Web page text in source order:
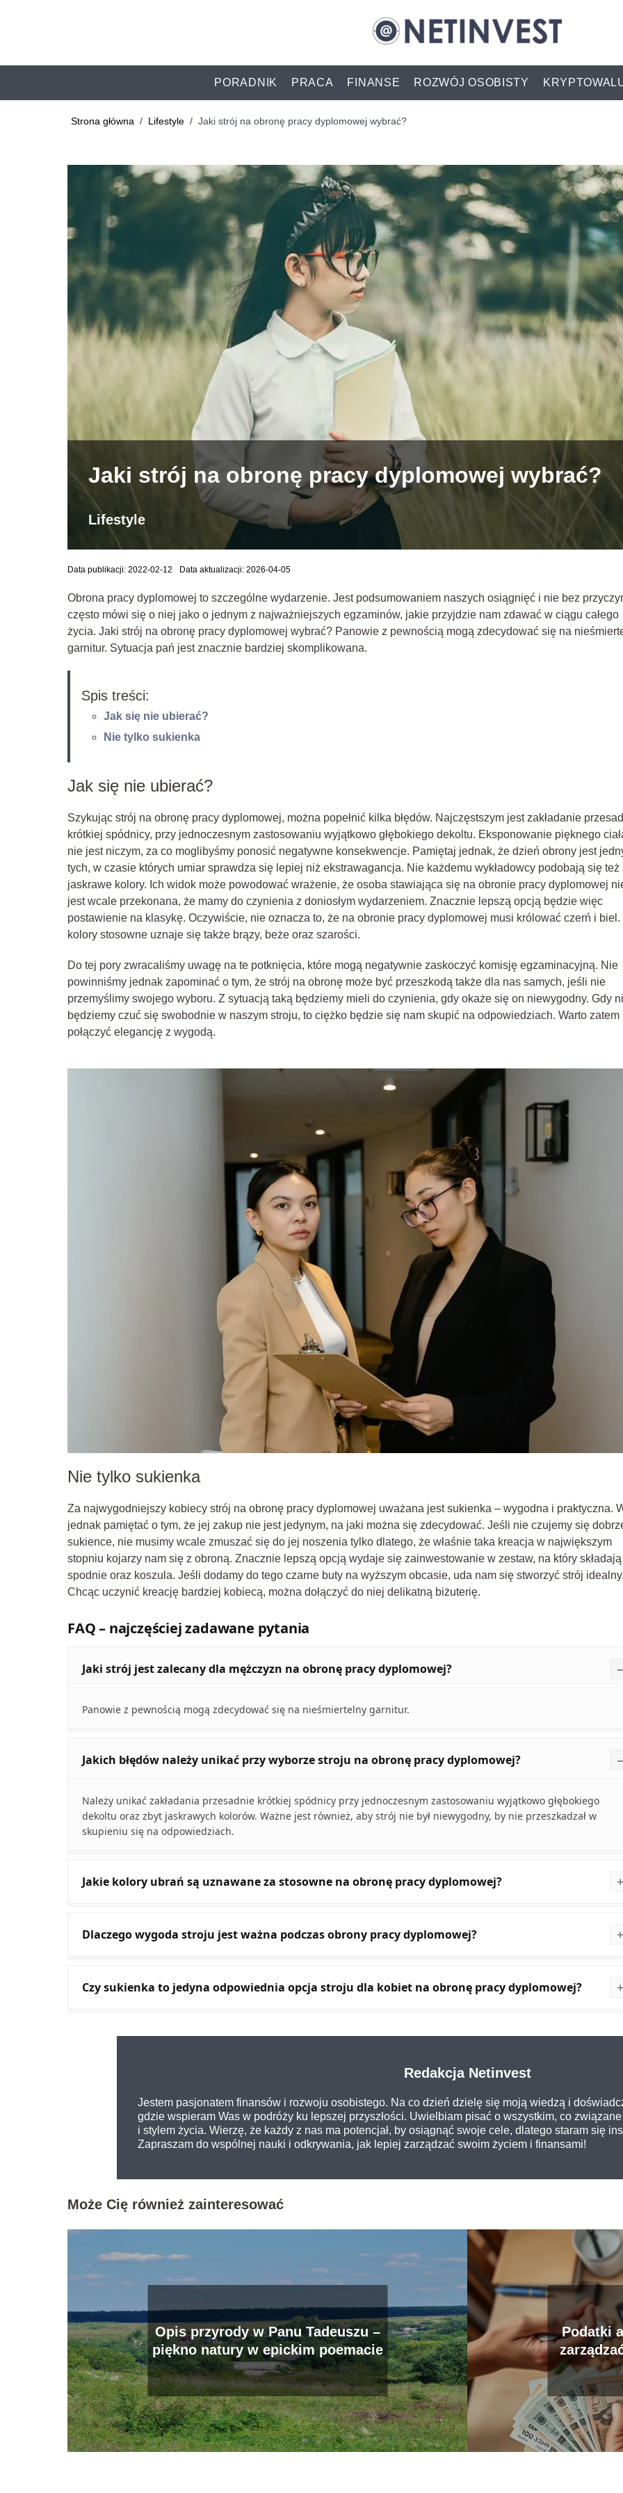
PORADNIK PRACA FINANSE ROZWÓJ OSOBISTY
Strona główna / Lifestyle / Jaki strój na obronę pracy dyplomowej wybrać?
Jaki strój na obronę pracy dyplomowej wybrać?
Lifestyle
Data publikacji: 2022-02-12 Data aktualizacji: 2026-04-05
Obrona pracy dyplomowej to szczególne wydarzenie. Jest podsumowaniem naszych osiągnięć i nie bez
często mówi się o niej jako o jednym z najważniejszych egzaminów, jakie przyjdzie nam zdawać w ciągu całego
życia. Jaki strój na obronę pracy dyplomowej wybrać? Panowie z pewnością mogą zdecydować się na
garnitur. Sytuacja pań jest znacznie bardziej skomplikowana.
Spis treści:
Jak się nie ubierać?
Nie tylko sukienka
Jak się nie ubierać?
Szykując strój na obronę pracy dyplomowej, można popełnić kilka błędów. Najczęstszym jest zakładanie
krótkiej spódnicy, przy jednoczesnym zastosowaniu wyjątkowo głębokiego dekoltu. Eksponowanie pięknego
nie jest niczym, za co moglibyśmy ponosić negatywne konsekwencje. Pamiętaj jednak, że dzień obrony jest
tych, w czasie których umiar sprawdza się lepiej niż ekstrawagancja. Nie każdemu wykładowcy podobają się też
jaskrawe kolory. Ich widok może powodować wrażenie, że osoba stawiająca się na obronie pracy dyplomowej
jest wcale przekonana, że mamy do czynienia z doniosłym wydarzeniem. Znacznie lepszą opcją będzie więc
postawienie na klasykę. Oczywiście, nie oznacza to, że na obronie pracy dyplomowej musi królować czerń i biel.
kolory stosowne uznaje się także brązy, beże oraz szarości.
Do tej pory zwracaliśmy uwagę na te potknięcia, które mogą negatywnie zaskoczyć komisję egzaminacyjną. Nie
powinniśmy jednak zapominać o tym, że strój na obronę może być przeszkodą także dla nas samych, jeśli nie
przemyślimy swojego wyboru. Z sytuacją taką będziemy mieli do czynienia, gdy okaże się on niewygodny. Gdy
będziemy czuć się swobodnie w naszym stroju, to ciężko będzie się nam skupić na odpowiedziach. Warto zatem
połączyć elegancję z wygodą.
Nie tylko sukienka
Za najwygodniejszy kobiecy strój na obronę pracy dyplomowej uważana jest sukienka – wygodna i praktyczna.
jednak pamiętać o tym, że jej zakup nie jest jedynym, na jaki można się zdecydować. Jeśli nie czujemy się
sukience, nie musimy wcale zmuszać się do jej noszenia tylko dlatego, że właśnie taka kreacja w największym
stopniu kojarzy nam się z obroną. Znacznie lepszą opcją wydaje się zainwestowanie w zestaw, na który
spodnie oraz koszula. Jeśli dodamy do tego czarne buty na wyższym obcasie, uda nam się stworzyć strój
Chcąc uczynić kreację bardziej kobiecą, można dołączyć do niej delikatną biżuterię.
FAQ – najczęściej zadawane pytania
Jaki strój jest zalecany dla mężczyzn na obronę pracy dyplomowej?
Panowie z pewnością mogą zdecydować się na nieśmiertelny garnitur.
Jakich błędów należy unikać przy wyborze stroju na obronę pracy dyplomowej?
Należy unikać zakładania przesadnie krótkiej spódnicy przy jednoczesnym zastosowaniu wyjątkowo głębokiego
dekoltu oraz zbyt jaskrawych kolorów. Ważne jest również, aby strój nie był niewygodny, by nie przeszkadzał w
skupieniu się na odpowiedziach.
Jakie kolory ubrań są uznawane za stosowne na obronę pracy dyplomowej?
Dlaczego wygoda stroju jest ważna podczas obrony pracy dyplomowej?
Czy sukienka to jedyna odpowiednia opcja stroju dla kobiet na obronę pracy dyplomowej?
Redakcja Netinvest
Jestem pasjonatem finansów i rozwoju osobistego. Na co dzień dzielę się moją wiedzą i
gdzie wspieram Was w podróży ku lepszej przyszłości. Uwielbiam pisać o wszystkim, co
i stylem życia. Wierzę, że każdy z nas ma potencjał, by osiągnąć swoje cele, dlatego staram się
Zapraszam do wspólnej nauki i odkrywania, jak lepiej zarządzać swoim życiem i finansami!
Może Cię również zainteresować
Opis przyrody w Panu Tadeuszu –
piękno natury w epickim poemacie
Podatki